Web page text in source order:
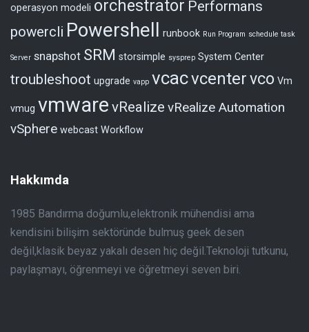
operasyon modeli orchestrator Performans
powercli Powershell runbook Run Program schedule task
Server snapshot SRM storsimple sysprep System Center
troubleshoot upgrade vapp vcacvcentervco Vm
vmug vmware vRealize vRealize Automation
vSphere webcast Workflow
Hakkımda
1985 Bandırma doğumlu,elektronik mühendisi ama
kendisini bilişim sektöründe bulmuş geek desen
değil,klasik beyaz yakalı desen hiç değil.Teknoloji tutkunu,
paylaşmayı, öğrenmeyi ve öğretmeyi seven biri.